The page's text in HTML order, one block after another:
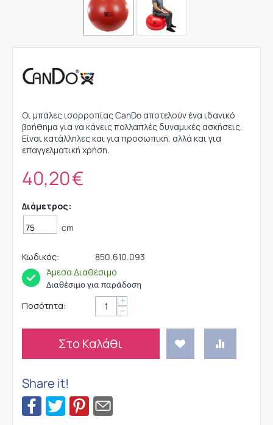
Οι μπάλες ισορροπίας CanDo αποτελούν ένα ιδανικό
βοήθημα για να κάνεις πολλαπλές δυναμικές ασκήσεις.
Είναι κατάλληλες και για προσωπική, αλλά και για
επαγγελματική χρήση.
40,20€
Διάμετρος:
cm
Κωδικός:
850.610.093
Άμεσα Διαθέσιμο
Διαθέσιμο για παράδοση
Ποσότητα: +
−
Στο Καλάθι
Share it!